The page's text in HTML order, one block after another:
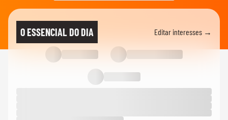
O ESSENCIAL DO DIA Editar interesses →